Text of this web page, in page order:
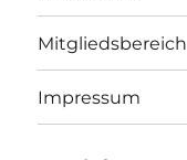
Mitgliedsbereich
Impressum